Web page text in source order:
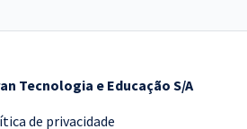
Tecnologia e Educação S/A
de privacidade